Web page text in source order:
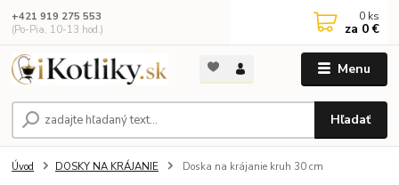
Menu
Hľadať
+421 919 275 553
(Po-Pia, 10-13 hod.)
0 ks
za 0 €
Úvod DOSKY NA KRÁJANIE Doska na krájanie kruh 30 cm